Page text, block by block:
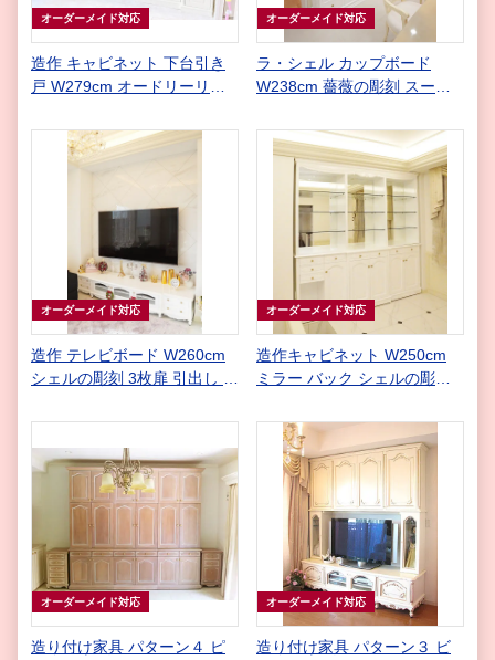
オーダーメイド対応
造作 キャビネット 下台引き
戸 W279cm オードリーリボ
オーダーメイド対応
ラ・シェル カップボード
W238cm 薔薇の彫刻 スーパ
オーダーメイド対応
造作 テレビボード W260cm
シェルの彫刻 3枚扉 引出し 4
オーダーメイド対応
造作キャビネット W250cm
ミラー バック シェルの彫刻
オーダーメイド対応
造り付け家具 パターン４ ピ
オーダーメイド対応
造り付け家具 パターン３ ビ